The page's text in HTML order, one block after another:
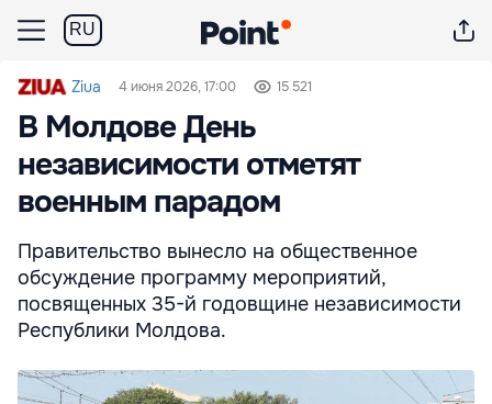
RU
Ziua 4 июня 2026, 17:00 15 521
В Молдове День
независимости отметят
военным парадом
Правительство вынесло на общественное
обсуждение программу мероприятий,
посвященных 35-й годовщине независимости
Республики Молдова.